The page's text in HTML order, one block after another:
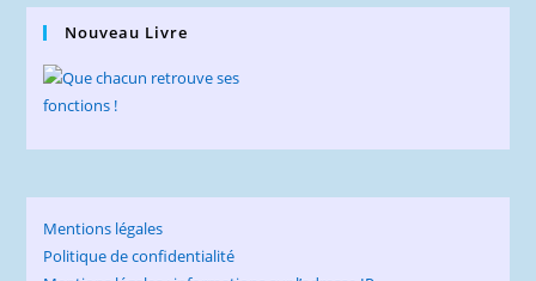
Nouveau Livre
Mentions légales
Politique de confidentialité